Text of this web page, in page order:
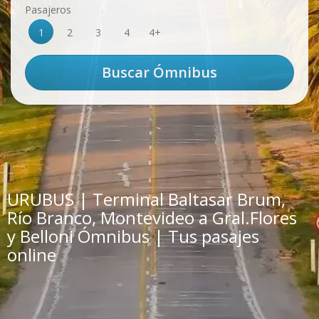
Pasajeros
1
2 3 4 4+
URUBUS | Terminal Baltasar Brum,
Río Branco, Montevideo a Gral.Flores
y Belloni Ómnibus | Tus pasajes
online